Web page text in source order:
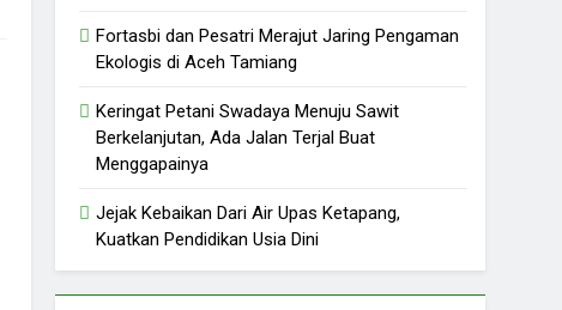
Fortasbi dan Pesatri Merajut Jaring Pengaman
Ekologis di Aceh Tamiang
Keringat Petani Swadaya Menuju Sawit
Berkelanjutan, Ada Jalan Terjal Buat
Menggapainya
Jejak Kebaikan Dari Air Upas Ketapang,
Kuatkan Pendidikan Usia Dini